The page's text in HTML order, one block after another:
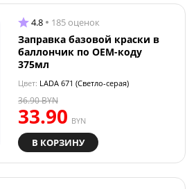
4.8 185 оценок
Заправка базовой краски в
баллончик по OEM-коду
375мл
Цвет: LADA 671 (Светло-серая)
33.90 BYN
36.90BYN
В КОРЗИНУ